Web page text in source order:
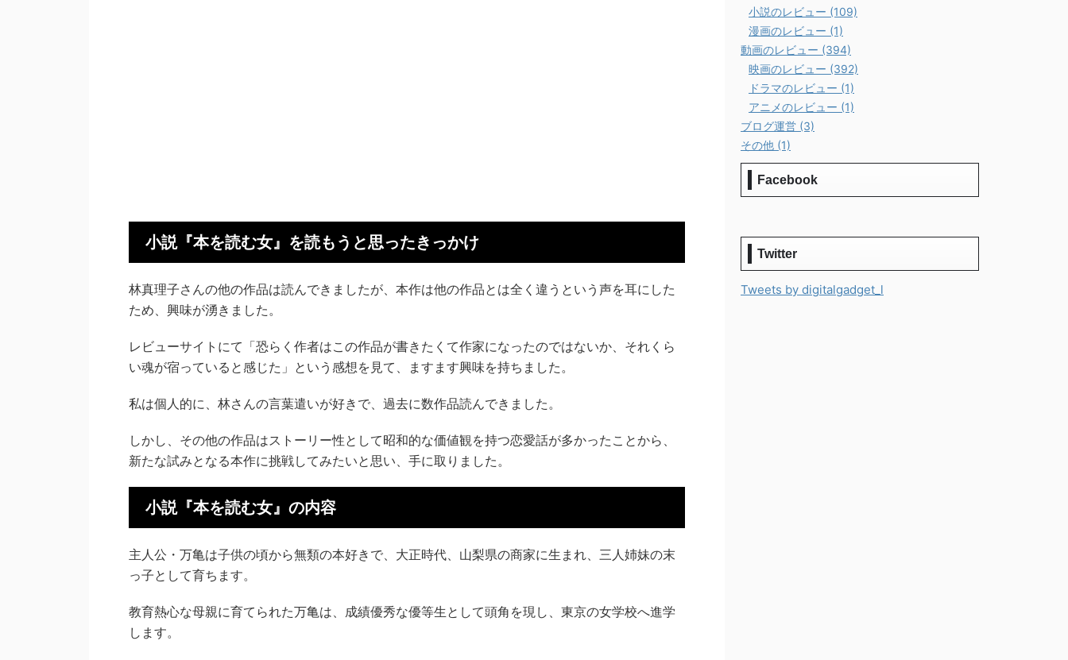
小説『本を読む女』を読もうと思ったきっかけ
林真理子さんの他の作品は読んできましたが、本作は他の作品とは全く違うという声を耳にした
ため、興味が湧きました。
レビューサイトにて「恐らく作者はこの作品が書きたくて作家になったのではないか、それくら
い魂が宿っていると感じた」という感想を見て、ますます興味を持ちました。
私は個人的に、林さんの言葉遣いが好きで、過去に数作品読んできました。
しかし、その他の作品はストーリー性として昭和的な価値観を持つ恋愛話が多かったことから、
新たな試みとなる本作に挑戦してみたいと思い、手に取りました。
小説『本を読む女』の内容
主人公・万亀は子供の頃から無類の本好きで、大正時代、山梨県の商家に生まれ、三人姉妹の末
っ子として育ちます。
教育熱心な母親に育てられた万亀は、成績優秀な優等生として頭角を現し、東京の女学校へ進学
します。
小説のレビュー (109)
漫画のレビュー (1)
動画のレビュー (394)
映画のレビュー (392)
ドラマのレビュー (1)
アニメのレビュー (1)
ブログ運営 (3)
その他 (1)
Facebook
Twitter
Tweets by digitalgadget_l